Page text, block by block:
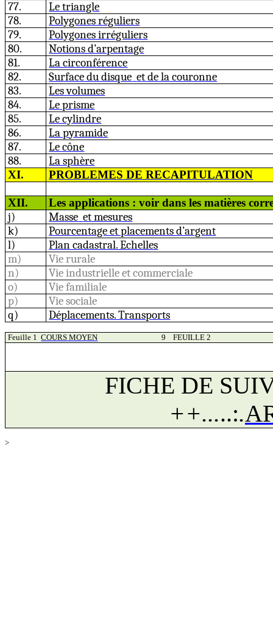
77.
Le triangle
78.
Polygones réguliers
79.
Polygones irréguliers
80.
Notions d’arpentage
81.
La circonférence
82.
Surface du disque et de la couronne
83.
Lesvolumes
84.
Le prisme
85.
Le cylindre
86.
La pyramide
87.
Le cône
88.
La sphère
XI. PROBLEMES DE RECAPITULATION
XII. Les applications : voir dans les matières
j) Masse et mesures
k)
Pourcentage et placements d’argent
l)
Plan cadastral. Echelles
m)
Vie rurale
n)
Vie industrielle et commerciale
o)
Vie familiale
p)
Vie sociale
q)
Déplacements. Transports
Feuille 1 COURS MOYEN 9 FEUILLE 2
FICHE DE
++.....:.
>